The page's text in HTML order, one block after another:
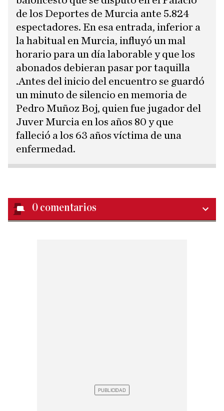
de los Deportes de Murcia ante 5.824
espectadores. En esa entrada, inferior a
la habitual en Murcia, influyó un mal
horario para un día laborable y que los
abonados debieran pasar por taquilla
.Antes del inicio del encuentro se guardó
un minuto de silencio en memoria de
Pedro Muñoz Boj, quien fue jugador del
Juver Murcia en los años 80 y que
falleció a los 63 años víctima de una
enfermedad.
0 comentarios